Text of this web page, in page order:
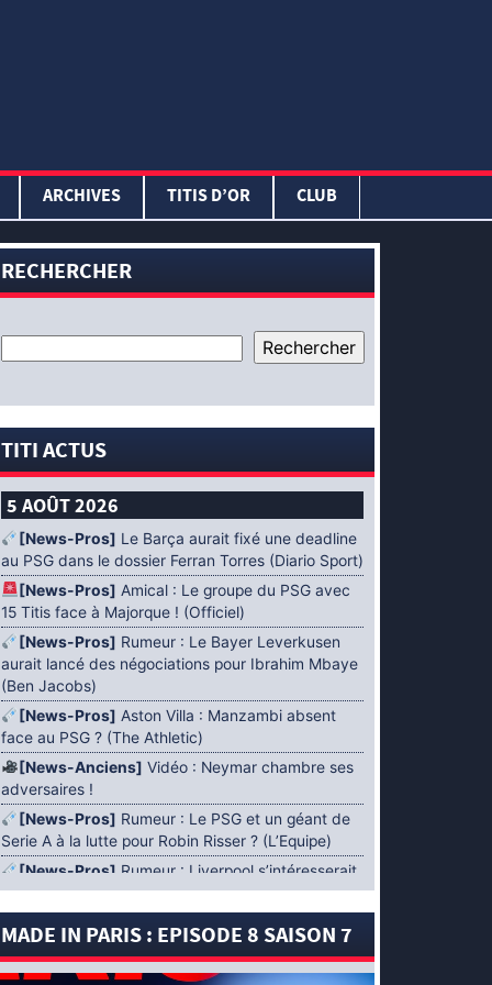
ARCHIVES TITIS D’OR CLUB
RECHERCHER
TITI ACTUS
5 AOÛT 2026
[News-Pros] Le Barça aurait fixé une deadline
au PSG dans le dossier Ferran Torres (Diario Sport)
[News-Pros] Amical : Le groupe du PSG avec
15 Titis face à Majorque ! (Officiel)
[News-Pros] Rumeur : Le Bayer Leverkusen
aurait lancé des négociations pour Ibrahim Mbaye
(Ben Jacobs)
[News-Pros] Aston Villa : Manzambi absent
face au PSG ? (The Athletic)
[News-Anciens] Vidéo : Neymar chambre ses
adversaires !
[News-Pros] Rumeur : Le PSG et un géant de
Serie A à la lutte pour Robin Risser ? (L’Equipe)
[News-Pros] Rumeur : Liverpool s’intéresserait
à Ibrahim Mbaye en plus de Bradley Barcola
(Fabrizio Romano)
[News-Pros]Rumeur : Accord contractuel
trouvé entre le PSG et Mika Godts (Fabrizio
MADE IN PARIS : EPISODE 8 SAISON 7